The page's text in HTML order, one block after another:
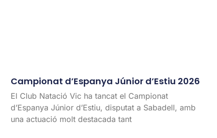
Campionat d’Espanya Júnior d’Estiu 2026
El Club Natació Vic ha tancat el Campionat
d’Espanya Júnior d’Estiu, disputat a Sabadell, amb
una actuació molt destacada tant